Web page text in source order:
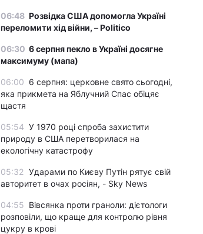
06:48 Розвідка США допомогла Україні
переломити хід війни, – Politico
06:30 6 серпня пекло в Україні досягне
максимуму (мапа)
06:00 6 серпня: церковне свято сьогодні,
яка прикмета на Яблучний Спас обіцяє
щастя
05:54 У 1970 році спроба захистити
природу в США перетворилася на
екологічну катастрофу
05:32 Ударами по Києву Путін рятує свій
авторитет в очах росіян, - Sky News
04:55 Вівсянка проти граноли: дієтологи
розповіли, що краще для контролю рівня
цукру в крові